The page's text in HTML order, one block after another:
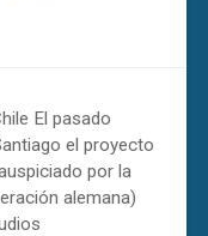
El pasado
el proyecto
por la
alemana)